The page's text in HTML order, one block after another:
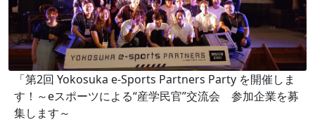
「第2回 Yokosuka e-Sports Partners Party を開催しま
す！～eスポーツによる“産学民官”交流会 参加企業を募
集します～